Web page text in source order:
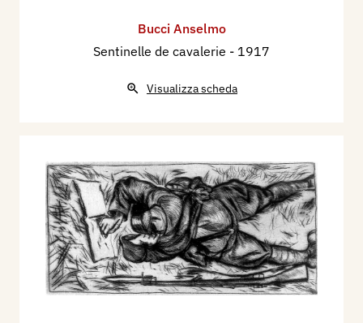
Bucci Anselmo
Sentinelle de cavalerie - 1917
Visualizza scheda